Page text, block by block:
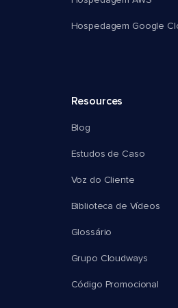
Hospedagem Google
Resources
Blog
Estudos de Caso
Voz do Cliente
Biblioteca de Vídeos
Glossário
Grupo Cloudways
Código Promocional